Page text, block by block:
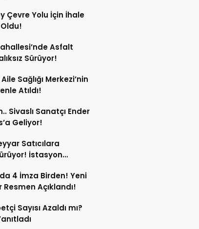
Çevre Yolu İçin İhale
Asfalt
Sürüyor!
Sağlığı Merkezi’nin
Atıldı!
Sivaslı Sanatçı Ender
Geliyor!
Satıcılara
İstasyon
4 İmza Birden! Yeni
Açıklandı!
Sayısı Azaldı mı?